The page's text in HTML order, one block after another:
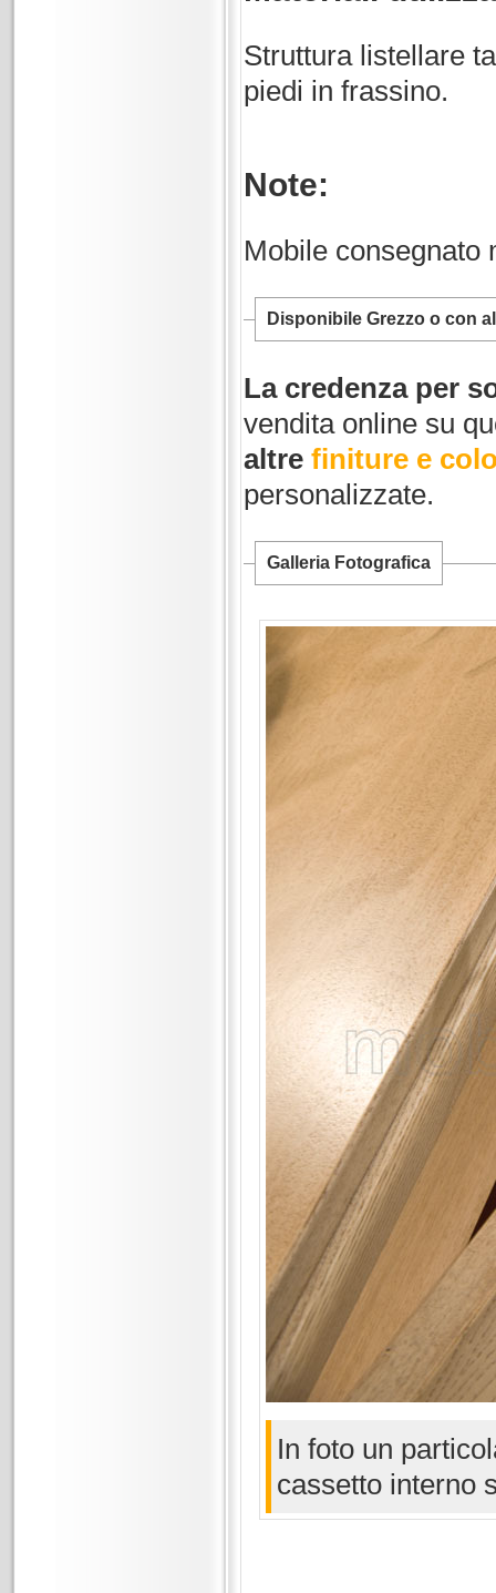
Struttura listellare
piedi in frassino.
Note:
Mobile consegnato
Disponibile Grezzo o con
La credenza per
vendita online su
altre finiture e
personalizzate.
Galleria Fotografica
In foto un
cassetto interno